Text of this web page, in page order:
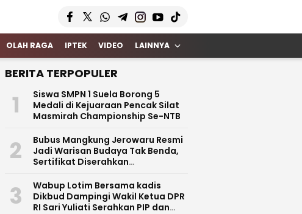
OLAH RAGA IPTEK VIDEO LAINNYA
BERITA TERPOPULER
1
Siswa SMPN 1 Suela Borong 5
Medali di Kejuaraan Pencak Silat
Masmirah Championship Se-NTB
2
Bubus Mangkung Jerowaru Resmi
Jadi Warisan Budaya Tak Benda,
Sertifikat Diserahkan
3
Wabup Lotim Bersama kadis
Dikbud Dampingi Wakil Ketua DPR
RI Sari Yuliati Serahkan PIP dan